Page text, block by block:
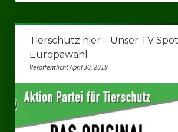
Datenschutzerklärung
Tierschutz hier – Unser TV
Europawahl
Veröffentlicht April 30, 2019